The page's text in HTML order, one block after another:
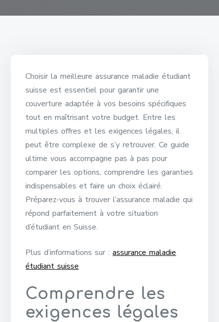
Choisir la meilleure assurance maladie étudiant
suisse est essentiel pour garantir une
couverture adaptée à vos besoins spécifiques
tout en maîtrisant votre budget. Entre les
multiples offres et les exigences légales, il
peut être complexe de s’y retrouver. Ce guide
ultime vous accompagne pas à pas pour
comparer les options, comprendre les garanties
indispensables et faire un choix éclairé.
Préparez-vous à trouver l’assurance maladie qui
répond parfaitement à votre situation
d’étudiant en Suisse.
Plus d’informations sur :assurance maladie
étudiant suisse
Comprendre les
exigences légales